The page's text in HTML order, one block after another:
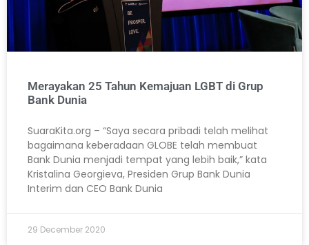
Merayakan 25 Tahun Kemajuan LGBT di Grup
Bank Dunia
SuaraKita.org – “Saya secara pribadi telah melihat
bagaimana keberadaan GLOBE telah membuat
Bank Dunia menjadi tempat yang lebih baik,” kata
Kristalina Georgieva, Presiden Grup Bank Dunia
Interim dan CEO Bank Dunia
29 December 2020